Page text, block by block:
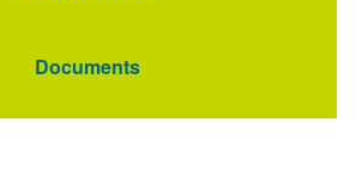
Documents